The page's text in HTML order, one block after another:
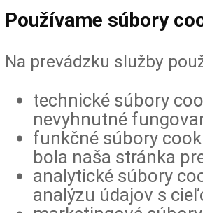
Používame súbory
Na prevádzku služby
technické súbory
nevyhnutné
funkčné súbory
bola naša stránka
analytické súbory
analýzu údajov s